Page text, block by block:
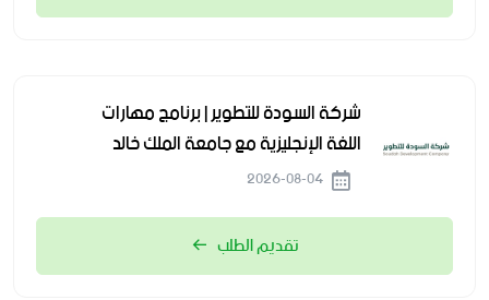
شركة السودة للتطوير | برنامج مهارات
اللغة الإنجليزية مع جامعة الملك خالد
تقديم الطلب